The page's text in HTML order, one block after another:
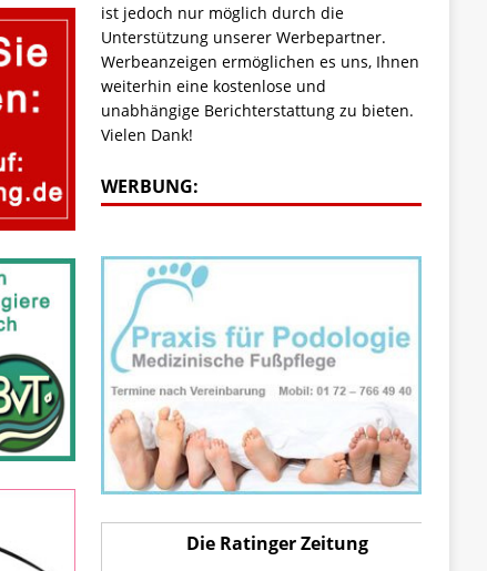
ist jedoch nur möglich durch die
Unterstützung unserer Werbepartner.
Werbeanzeigen ermöglichen es uns, Ihnen
weiterhin eine kostenlose und
unabhängige Berichterstattung zu bieten.
Vielen Dank!
WERBUNG:
Die Ratinger Zeitung